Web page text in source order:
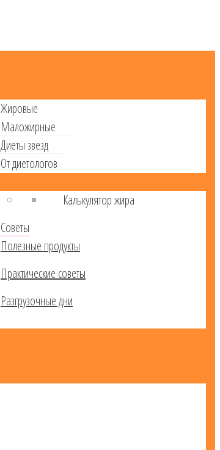
Жировые
Маложирные
Диеты звезд
От диетологов
Калькулятор жира
Советы
Полезные продукты
Практические советы
Разгрузочные дни